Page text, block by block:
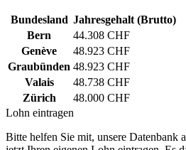
Bundesland Jahresgehalt (Brutto)
Bern
44.308 CHF
Genève
48.923 CHF
Graubünden 48.923 CHF
Valais
48.738 CHF
Zürich
48.000 CHF
Lohn eintragen
Bitte helfen Sie mit, unsere Datenbank